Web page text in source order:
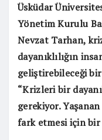
Üsküdar
Yönetim Kurulu
Nevzat Tarhan,
dayanıklılığın
geliştirebileceği
“Krizleri bir
gerekiyor.
fark etmesi için bir